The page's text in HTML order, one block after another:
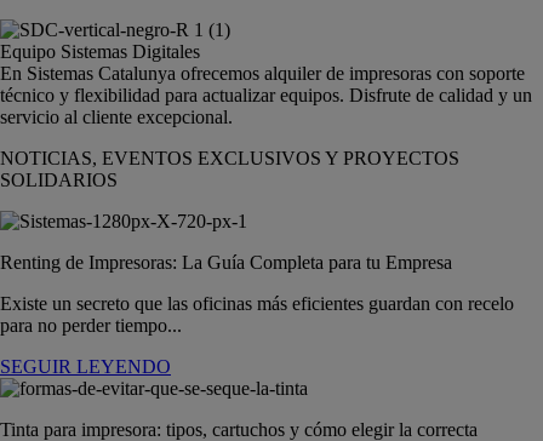
Equipo Sistemas Digitales
En Sistemas Catalunya ofrecemos alquiler de impresoras con soporte
técnico y flexibilidad para actualizar equipos. Disfrute de calidad y un
servicio al cliente excepcional.
NOTICIAS, EVENTOS EXCLUSIVOS Y PROYECTOS
SOLIDARIOS
Renting de Impresoras: La Guía Completa para tu Empresa
Existe un secreto que las oficinas más eficientes guardan con recelo
para no perder tiempo...
SEGUIR LEYENDO
Tinta para impresora: tipos, cartuchos y cómo elegir la correcta